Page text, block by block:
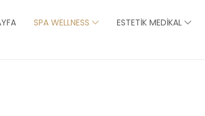
SPA WELLNESS ESTETIK MEDIKAL